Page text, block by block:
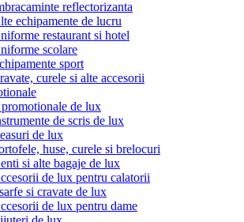
reflectorizanta
echipamente de lucru
restaurant si hotel
scolare
sport
curele si alte accesorii
de lux
de scris de lux
de lux
huse, curele si brelocuri
si alte bagaje de lux
de lux pentru calatorii
si cravate de lux
de lux pentru dame